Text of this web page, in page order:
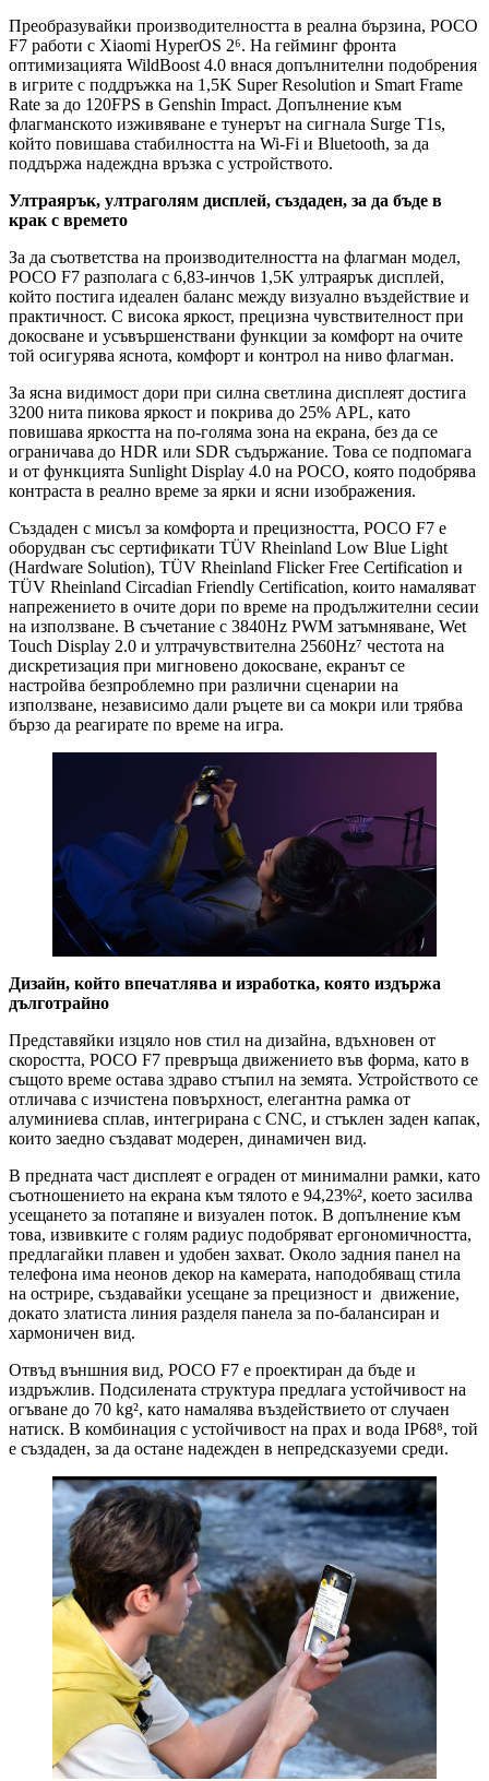
Преобразувайки производителността в реална бързина, POCO
F7 работи с Xiaomi HyperOS 2⁶. На гейминг фронта
оптимизацията WildBoost 4.0 внася допълнителни подобрения
в игрите с поддръжка на 1,5K Super Resolution и Smart Frame
Rate за до 120FPS в Genshin Impact. Допълнение към
флагманското изживяване е тунерът на сигнала Surge T1s,
който повишава стабилността на Wi-Fi и Bluetooth, за да
поддържа надеждна връзка с устройството.
Ултраярък, ултраголям дисплей, създаден, за да бъде в
крак с времето
За да съответства на производителността на флагман модел,
POCO F7 разполага с 6,83-инчов 1,5K ултраярък дисплей,
който постига идеален баланс между визуално въздействие и
практичност. С висока яркост, прецизна чувствителност при
докосване и усъвършенствани функции за комфорт на очите
той осигурява яснота, комфорт и контрол на ниво флагман.
За ясна видимост дори при силна светлина дисплеят достига
3200 нита пикова яркост и покрива до 25% APL, като
повишава яркостта на по-голяма зона на екрана, без да се
ограничава до HDR или SDR съдържание. Това се подпомага
и от функцията Sunlight Display 4.0 на POCO, която подобрява
контраста в реално време за ярки и ясни изображения.
Създаден с мисъл за комфорта и прецизността, POCO F7 е
оборудван със сертификати TÜV Rheinland Low Blue Light
(Hardware Solution), TÜV Rheinland Flicker Free Certification и
TÜV Rheinland Circadian Friendly Certification, които намаляват
напрежението в очите дори по време на продължителни сесии
на използване. В съчетание с 3840Hz PWM затъмняване, Wet
Touch Display 2.0 и ултрачувствителна 2560Hz⁷ честота на
дискретизация при мигновено докосване, екранът се
настройва безпроблемно при различни сценарии на
използване, независимо дали ръцете ви са мокри или трябва
бързо да реагирате по време на игра.
Дизайн, който впечатлява и изработка, която издържа
дълготрайно
Представяйки изцяло нов стил на дизайна, вдъхновен от
скоростта, POCO F7 превръща движението във форма, като в
същото време остава здраво стъпил на земята. Устройството се
отличава с изчистена повърхност, елегантна рамка от
алуминиева сплав, интегрирана с CNC, и стъклен заден капак,
които заедно създават модерен, динамичен вид.
В предната част дисплеят е ограден от минимални рамки, като
съотношението на екрана към тялото е 94,23%², което засилва
усещането за потапяне и визуален поток. В допълнение към
това, извивките с голям радиус подобряват ергономичността,
предлагайки плавен и удобен захват. Около задния панел на
телефона има неонов декор на камерата, наподобяващ стила
на острире, създавайки усещане за прецизност и движение,
докато златиста линия разделя панела за по-балансиран и
хармоничен вид.
Отвъд външния вид, POCO F7 е проектиран да бъде и
издръжлив. Подсилената структура предлага устойчивост на
огъване до 70 kg², като намалява въздействието от случаен
натиск. В комбинация с устойчивост на прах и вода IP68⁸, той
е създаден, за да остане надежден в непредсказуеми среди.